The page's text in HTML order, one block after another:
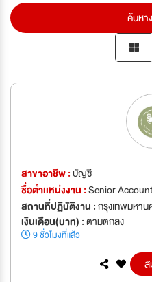
ค้นหา
สาขาอาชีพ :บัญชี
ชื่อตำเเหน่งงาน :Senior
สถานที่ปฏิบัติงาน :กรุงเทพมหาน
เงินเดือน(บาท) :ตามตกลง
9 ชั่วโมงที่แล้ว